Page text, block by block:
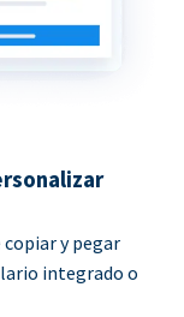
y pegar
integrado o